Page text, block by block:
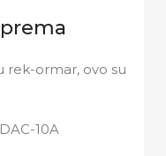
rek-ormar, ovo su
10A